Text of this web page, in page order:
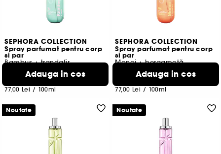
SEPHORA COLLECTION
Spray parfumat pentru corp
si par
Bambus + trandafir
77,00 Lei / 100ml
Adauga in cos
SEPHORA COLLECTION
Spray parfumat pentru corp
si par
Monoi + bergamotă
77,00 Lei / 100ml
Adauga in cos
Noutate Noutate